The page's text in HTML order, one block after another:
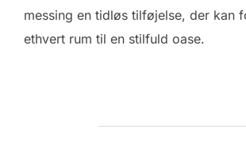
messing en tidløs tilføjelse, der kan
ethvert rum til en stilfuld oase.